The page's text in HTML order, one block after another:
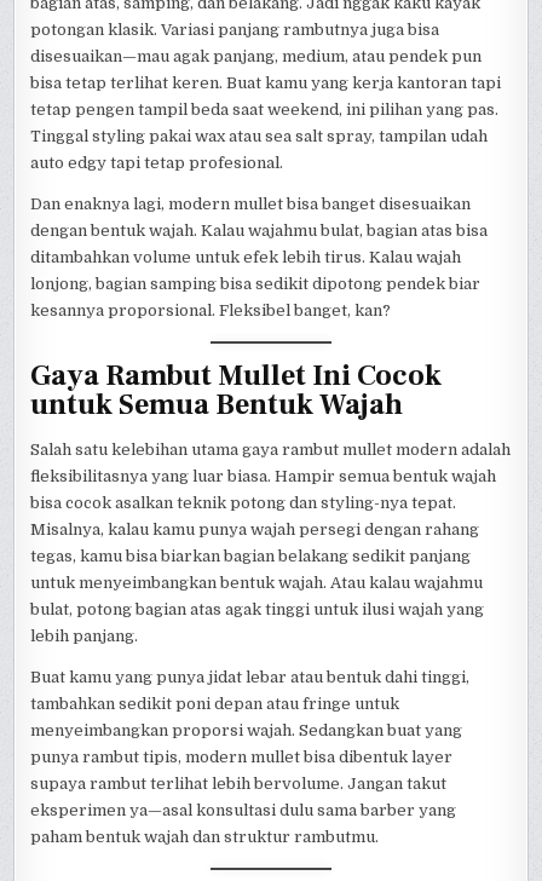
potongan klasik. Variasi panjang rambutnya juga bisa
disesuaikan—mau agak panjang, medium, atau pendek pun
bisa tetap terlihat keren. Buat kamu yang kerja kantoran tapi
tetap pengen tampil beda saat weekend, ini pilihan yang pas.
Tinggal styling pakai wax atau sea salt spray, tampilan udah
auto edgy tapi tetap profesional.
Dan enaknya lagi, modern mullet bisa banget disesuaikan
dengan bentuk wajah. Kalau wajahmu bulat, bagian atas bisa
ditambahkan volume untuk efek lebih tirus. Kalau wajah
lonjong, bagian samping bisa sedikit dipotong pendek biar
kesannya proporsional. Fleksibel banget, kan?
Gaya Rambut Mullet Ini Cocok
untuk Semua Bentuk Wajah
Salah satu kelebihan utama gaya rambut mullet modern adalah
fleksibilitasnya yang luar biasa. Hampir semua bentuk wajah
bisa cocok asalkan teknik potong dan styling-nya tepat.
Misalnya, kalau kamu punya wajah persegi dengan rahang
tegas, kamu bisa biarkan bagian belakang sedikit panjang
untuk menyeimbangkan bentuk wajah. Atau kalau wajahmu
bulat, potong bagian atas agak tinggi untuk ilusi wajah yang
lebih panjang.
Buat kamu yang punya jidat lebar atau bentuk dahi tinggi,
tambahkan sedikit poni depan atau fringe untuk
menyeimbangkan proporsi wajah. Sedangkan buat yang
punya rambut tipis, modern mullet bisa dibentuk layer
supaya rambut terlihat lebih bervolume. Jangan takut
eksperimen ya—asal konsultasi dulu sama barber yang
paham bentuk wajah dan struktur rambutmu.